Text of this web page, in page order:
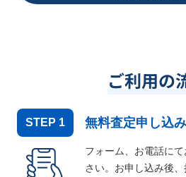
ご利用の
STEP 1 無料査定申し込み
フォーム、お電話に
さい。お申し込み後